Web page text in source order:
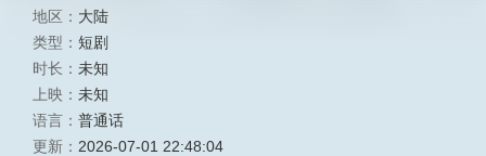
地区： 大陆
类型： 短剧
时长： 未知
上映： 未知
语言： 普通话
更新： 2026-07-01 22:48:04